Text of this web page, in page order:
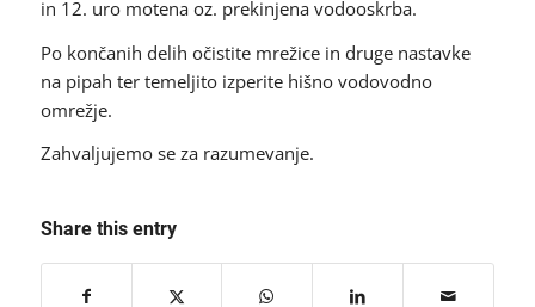
in 12. uro motena oz. prekinjena vodooskrba.
Po končanih delih očistite mrežice in druge nastavke
na pipah ter temeljito izperite hišno vodovodno
omrežje.
Zahvaljujemo se za razumevanje.
Share this entry